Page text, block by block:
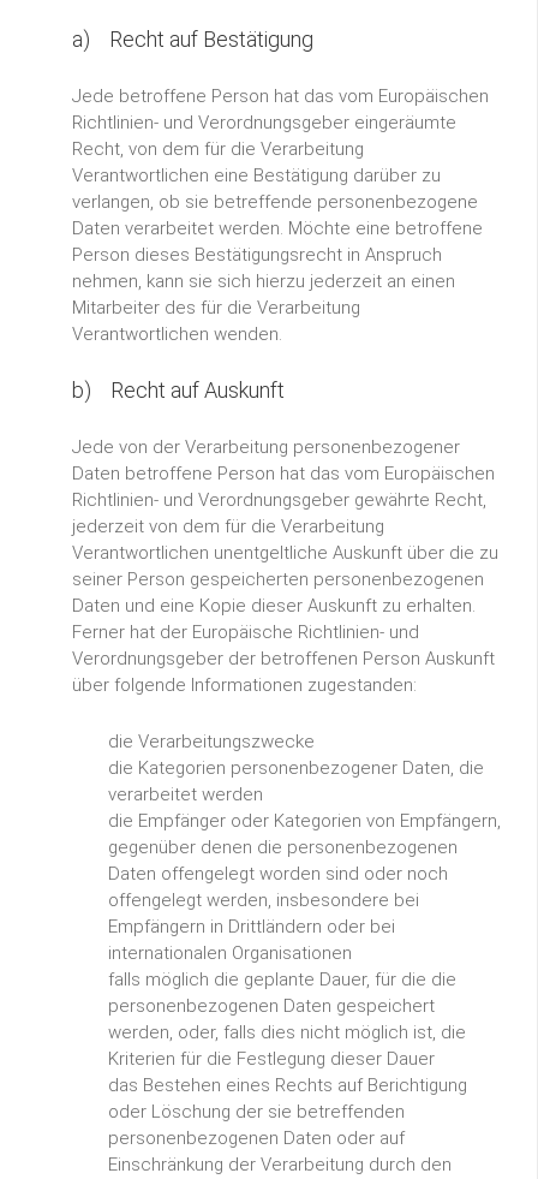
a) Recht auf Bestätigung
Jede betroffene Person hat das vom Europäischen
Richtlinien- und Verordnungsgeber eingeräumte
Recht, von dem für die Verarbeitung
Verantwortlichen eine Bestätigung darüber zu
verlangen, ob sie betreffende personenbezogene
Daten verarbeitet werden. Möchte eine betroffene
Person dieses Bestätigungsrecht in Anspruch
nehmen, kann sie sich hierzu jederzeit an einen
Mitarbeiter des für die Verarbeitung
Verantwortlichen wenden.
b) Recht auf Auskunft
Jede von der Verarbeitung personenbezogener
Daten betroffene Person hat das vom Europäischen
Richtlinien- und Verordnungsgeber gewährte Recht,
jederzeit von dem für die Verarbeitung
Verantwortlichen unentgeltliche Auskunft über die zu
seiner Person gespeicherten personenbezogenen
Daten und eine Kopie dieser Auskunft zu erhalten.
Ferner hat der Europäische Richtlinien- und
Verordnungsgeber der betroffenen Person Auskunft
über folgende Informationen zugestanden:
die Verarbeitungszwecke
die Kategorien personenbezogener Daten, die
verarbeitet werden
die Empfänger oder Kategorien von Empfängern,
gegenüber denen die personenbezogenen
Daten offengelegt worden sind oder noch
offengelegt werden, insbesondere bei
Empfängern in Drittländern oder bei
internationalen Organisationen
falls möglich die geplante Dauer, für die die
personenbezogenen Daten gespeichert
werden, oder, falls dies nicht möglich ist, die
Kriterien für die Festlegung dieser Dauer
das Bestehen eines Rechts auf Berichtigung
oder Löschung der sie betreffenden
personenbezogenen Daten oder auf
Einschränkung der Verarbeitung durch den